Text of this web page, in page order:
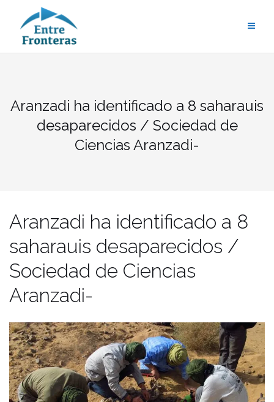
contenido
Aranzadi ha identificado a 8 saharauis
desaparecidos / Sociedad de
Ciencias Aranzadi-
Aranzadi ha identificado a 8
saharauis desaparecidos /
Sociedad de Ciencias
Aranzadi-